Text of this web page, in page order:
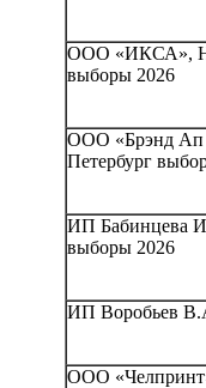
ООО «ИКСА»,
выборы 2026
ООО «Брэнд Ап
Петербург
ИП Бабинцева
выборы 2026
ИП Воробьев
ООО